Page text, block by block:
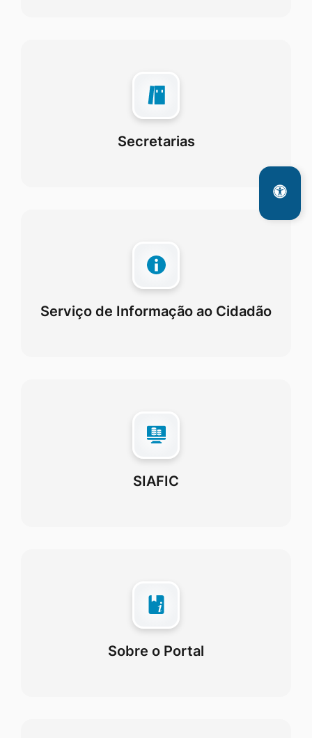
Secretarias
Serviço de Informação ao Cidadão
SIAFIC
Sobre o Portal